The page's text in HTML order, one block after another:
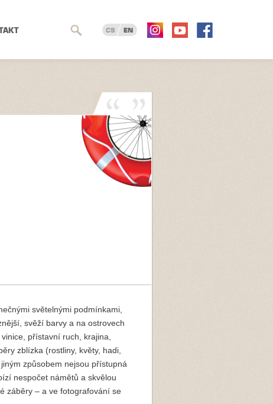
CS EN
světelnými podmínkami,
svěží barvy a na ostrovech
přístavní ruch, krajina,
zblízka (rostliny, květy, hadi,
způsobem nejsou přístupná
nespočet námětů a skvělou
záběry – a ve fotografování se